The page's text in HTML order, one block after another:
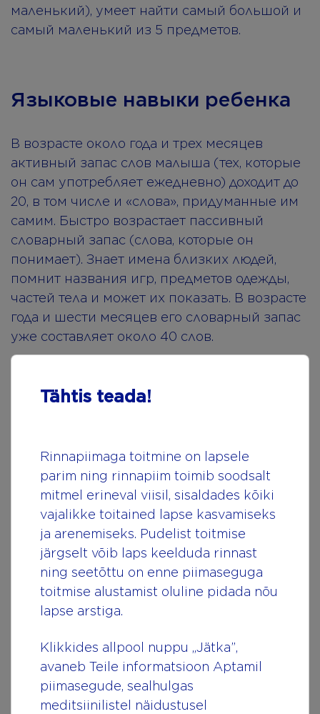
маленький), умеет найти самый большой и
самый маленький из 5 предметов.
Языковые навыки ребенка
В возрасте около года и трех месяцев
активный запас слов малыша (тех, которые
он сам употребляет ежедневно) доходит до
20, в том числе и «слова», придуманные им
самим. Быстро возрастает пассивный
словарный запас (слова, которые он
понимает). Знает имена близких людей,
помнит названия игр, предметов одежды,
частей тела и может их показать. В возрасте
года и шести месяцев его словарный запас
уже составляет около 40 слов.
использует предложения из двух слов,
РАЗВИТИЕ РЕБЕНКА ОТ 2
ДО 3 ЛЕТ
В возрасте двух лет ребенок умеет хорошо
держать фломастер или карандаш, но
фигуры. Уже может ходить по неровной
поверхности, перелезать через небольшие
канавки, прыгать с высоты 10-15
сантиметров, иногда обеими руками
Tähtis teada!
Rinnapiimaga toitmine on lapsele
parim ning rinnapiim toimib soodsalt
mitmel erineval viisil, sisaldades kõiki
vajalikke toitained lapse kasvamiseks
ja arenemiseks. Pudelist toitmise
järgselt võib laps keelduda rinnast
ning seetõttu on enne piimaseguga
toitmise alustamist oluline pidada nõu
lapse arstiga.
Klikkides allpool nuppu „Jätka”,
avaneb Teile informatsioon Aptamil
piimasegude, sealhulgas
meditsiinilistel näidustusel